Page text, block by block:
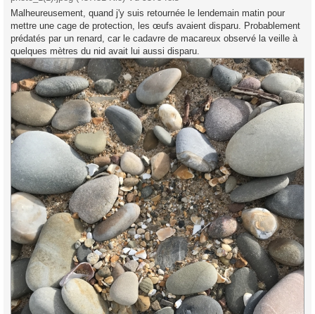
Malheureusement, quand j'y suis retournée le lendemain matin pour
mettre une cage de protection, les œufs avaient disparu. Probablement
prédatés par un renard, car le cadavre de macareux observé la veille à
quelques mètres du nid avait lui aussi disparu.